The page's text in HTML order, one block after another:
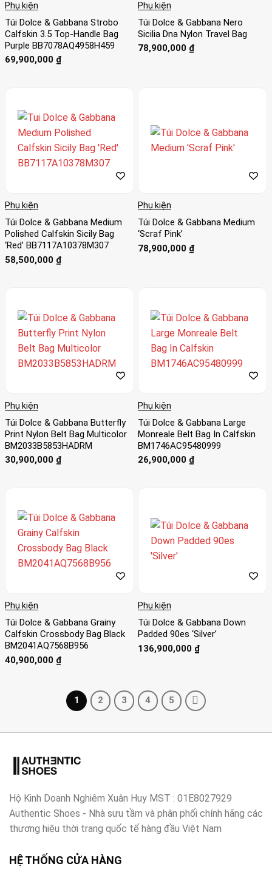
Phụ kiện
Túi Dolce & Gabbana Strobo
Calfskin 3.5 Top-Handle Bag
Purple BB7078AQ4958H459
69,900,000 ₫
Phụ kiện
Túi Dolce & Gabbana Nero
Sicilia Dna Nylon Travel Bag
78,900,000 ₫
Phụ kiện
Túi Dolce & Gabbana Medium
Polished Calfskin Sicily Bag
‘Red’ BB7117A10378M307
58,500,000 ₫
Phụ kiện
Túi Dolce & Gabbana Medium
‘Scraf Pink’
78,900,000 ₫
Phụ kiện
Túi Dolce & Gabbana Butterfly
Print Nylon Belt Bag Multicolor
BM2033B5853HADRM
30,900,000 ₫
Phụ kiện
Túi Dolce & Gabbana Large
Monreale Belt Bag In Calfskin
BM1746AC95480999
26,900,000 ₫
Phụ kiện
Túi Dolce & Gabbana Grainy
Calfskin Crossbody Bag Black
BM2041AQ7568B956
40,900,000 ₫
Phụ kiện
Túi Dolce & Gabbana Down
Padded 90es ‘Silver’
136,900,000 ₫
1 2 3 4 5
Hộ Kinh Doanh Nghiêm Xuân Huy MST : 01E8027929
Authentic Shoes - Nhà sưu tầm và phân phối chính hãng các
thương hiệu thời trang quốc tế hàng đầu Việt Nam
HỆ THỐNG CỬA HÀNG